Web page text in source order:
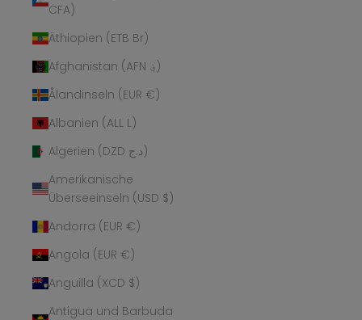
CFA)
Äthiopien (ETB Br)
Afghanistan (AFN ؋)
Ålandinseln (EUR €)
Albanien (ALL L)
Algerien (DZD د.ج)
Amerikanische
Überseeinseln (USD $)
Andorra (EUR €)
Angola (EUR €)
Anguilla (XCD $)
Antigua und Barbuda